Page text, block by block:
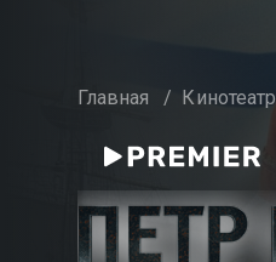
Главная / Кинотеатр